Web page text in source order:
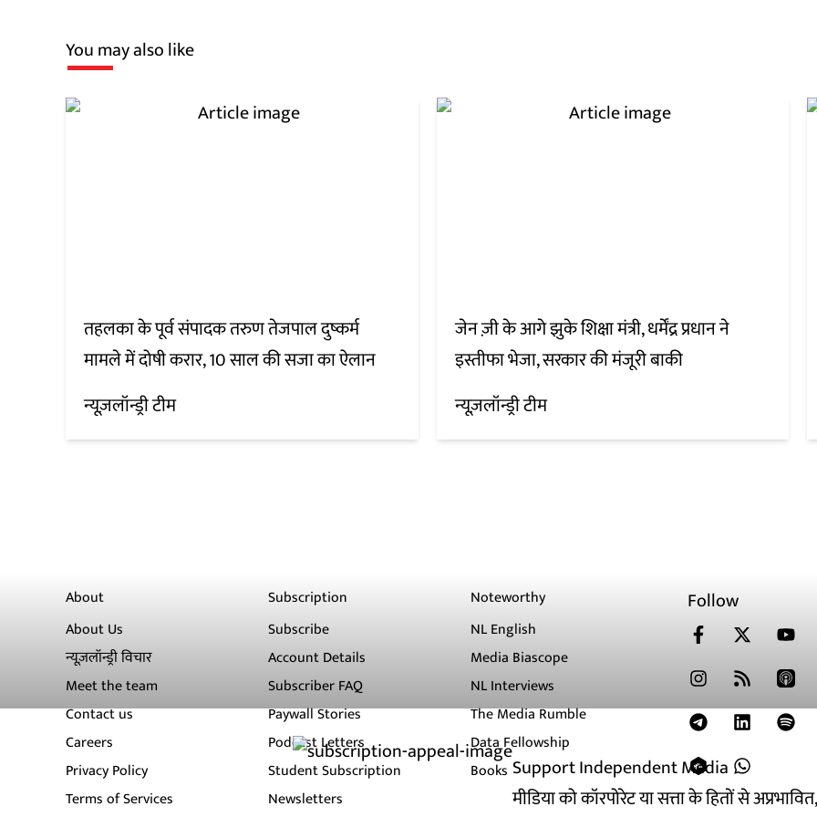
Support Independent Media
मीडिया को कॉरपोरेट या सत्ता के हितों से
You may also like
तहलका के पूर्व संपादक तरुण तेजपाल दुष्कर्म
मामले में दोषी करार, 10 साल की सजा का ऐलान
न्यूज़लॉन्ड्री टीम
जेन ज़ी के आगे झुके शिक्षा मंत्री, धर्मेंद्र प्रधान ने
इस्तीफा भेजा, सरकार की मंजूरी बाकी
न्यूज़लॉन्ड्री टीम
About
About Us
न्यूज़लॉन्ड्री विचार
Meet the team
Contact us
Careers
Privacy Policy
Terms of Services
Subscription
Subscribe
Account Details
Subscriber FAQ
Paywall Stories
Podcast Letters
Student Subscription
Newsletters
Noteworthy
NL English
Media Biascope
NL Interviews
The Media Rumble
Data Fellowship
Books
Follow